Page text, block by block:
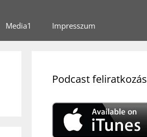
Media1 Impresszum
Podcast feliratkozás